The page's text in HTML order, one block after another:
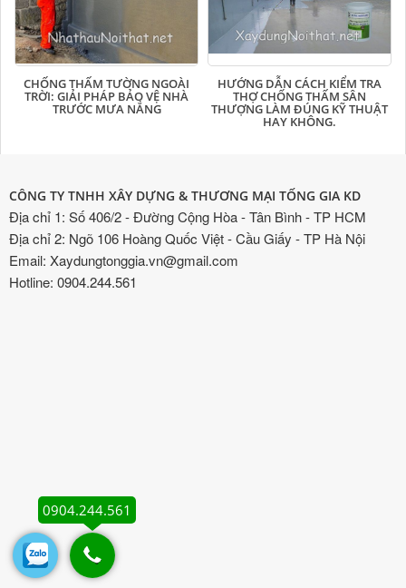
CHỐNG THẤM TƯỜNG NGOÀI
TRỜI: GIẢI PHÁP BẢO VỆ NHÀ
TRƯỚC MƯA NẮNG
HƯỚNG DẪN CÁCH KIỂM TRA
THỢ CHỐNG THẤM SÂN
THƯỢNG LÀM ĐÚNG KỸ THUẬT
HAY KHÔNG.
CÔNG TY TNHH XÂY DỰNG & THƯƠNG MẠI TỐNG GIA KD
Địa chỉ 1: Số 406/2 - Đường Cộng Hòa - Tân Bình - TP HCM
Địa chỉ 2: Ngõ 106 Hoàng Quốc Việt - Cầu Giấy - TP Hà Nội
Email: Xaydungtonggia.vn@gmail.com
Hotline: 0904.244.561
0904.244.561